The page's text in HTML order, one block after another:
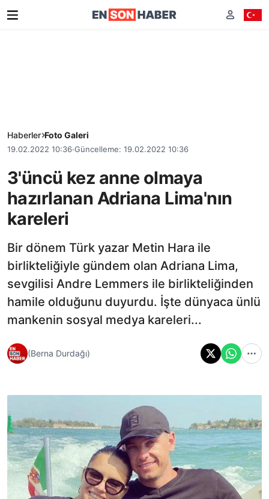
Haberler Foto Galeri
19.02.2022 10:36 Güncelleme: 19.02.2022 10:36
3'üncü kez anne olmaya
hazırlanan Adriana Lima'nın
kareleri
Bir dönem Türk yazar Metin Hara ile
birlikteliğiyle gündem olan Adriana Lima,
sevgilisi Andre Lemmers ile birlikteliğinden
hamile olduğunu duyurdu. İşte dünyaca ünlü
mankenin sosyal medya kareleri...
(Berna Durdağı)